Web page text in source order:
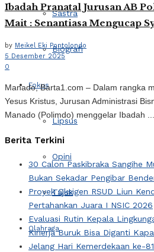
Sastra
Biografi
Fokus
Lipsus
Opini
Tajuk
Olahraga
Ibadah Pranatal Jurusan AB
Mait : Senantiasa Mengucap
by Meikel Eki Pontolondo
5 Desember 2025
0
Manado, Barta1.com – Dalam rangka
Yesus Kristus, Jurusan Administrasi
Manado (Polimdo) menggelar Ibadah ...
Berita Terkini
30 Calon Paskibraka Sangihe
Bukan Sekadar Pengibar
Proyek Oksigen RSUD Liun
Pertahankan Juara I NSIC 2026
Evaluasi Rutin Kepala
Kinerja Buruk Bisa Diganti
Jelang Hari Kemerdekaan ke-